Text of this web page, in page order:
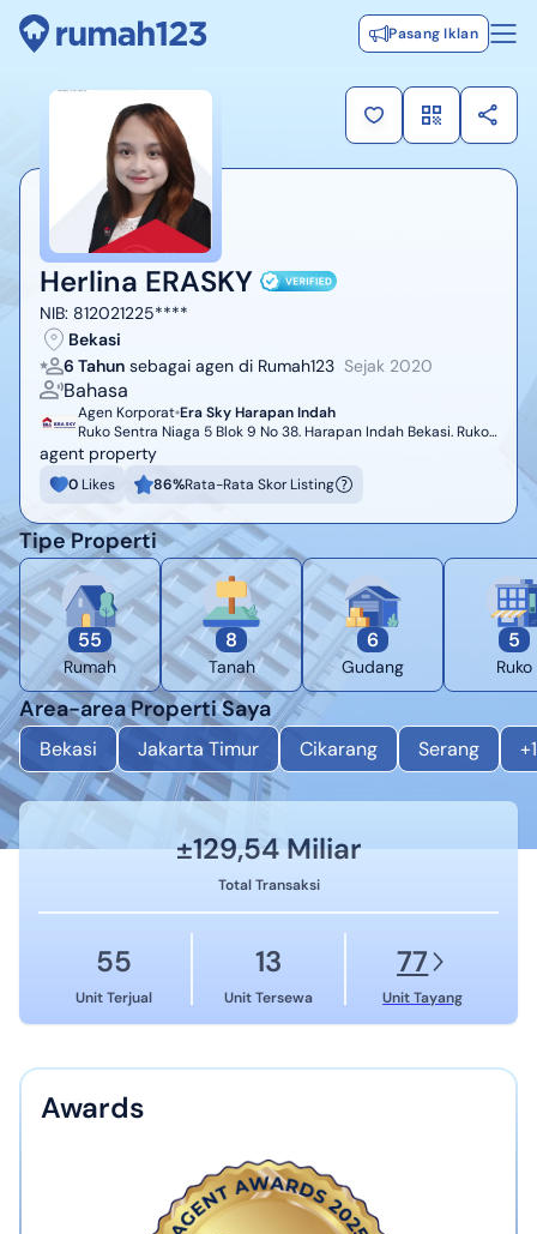
Pasang Iklan
Herlina ERASKY
NIB: 812021225****
Bekasi
6 Tahun sebagai agen di Rumah123 Sejak 2020
Bahasa
Agen Korporat Era Sky Harapan Indah
Ruko Sentra Niaga 5 Blok 9 No 38. Harapan Indah Bekasi. Ruko
Kedua Sebrang BCA Harapan Indah
agent property
0Likes 86%Rata-Rata Skor Listing
Tipe Properti
55
Rumah
8
Tanah
6
Gudang
5
Ruko
Area-area Properti Saya
Bekasi Jakarta Timur Cikarang Serang +1
±129,54 Miliar
Total Transaksi
55
Unit Terjual
13
Unit Tersewa
77
Unit Tayang
Awards